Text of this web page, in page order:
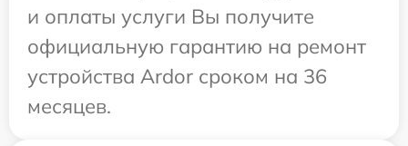
и оплаты услуги Вы получите
официальную гарантию на ремонт
устройства Ardor сроком на 36
месяцев.